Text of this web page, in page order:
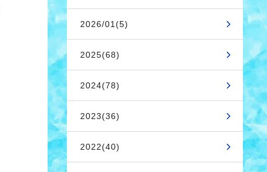
2026/01(5)
2025(68)
2024(78)
2023(36)
2022(40)